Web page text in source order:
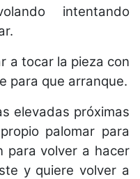
intentando
a tocar la pieza con
para que arranque.
elevadas próximas
palomar para
para volver a hacer
y quiere volver a